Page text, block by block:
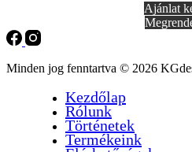
Ajánlat
Minden jog fenntartva © 2026
Kezdőlap
Rólunk
Történetek
Termékeink